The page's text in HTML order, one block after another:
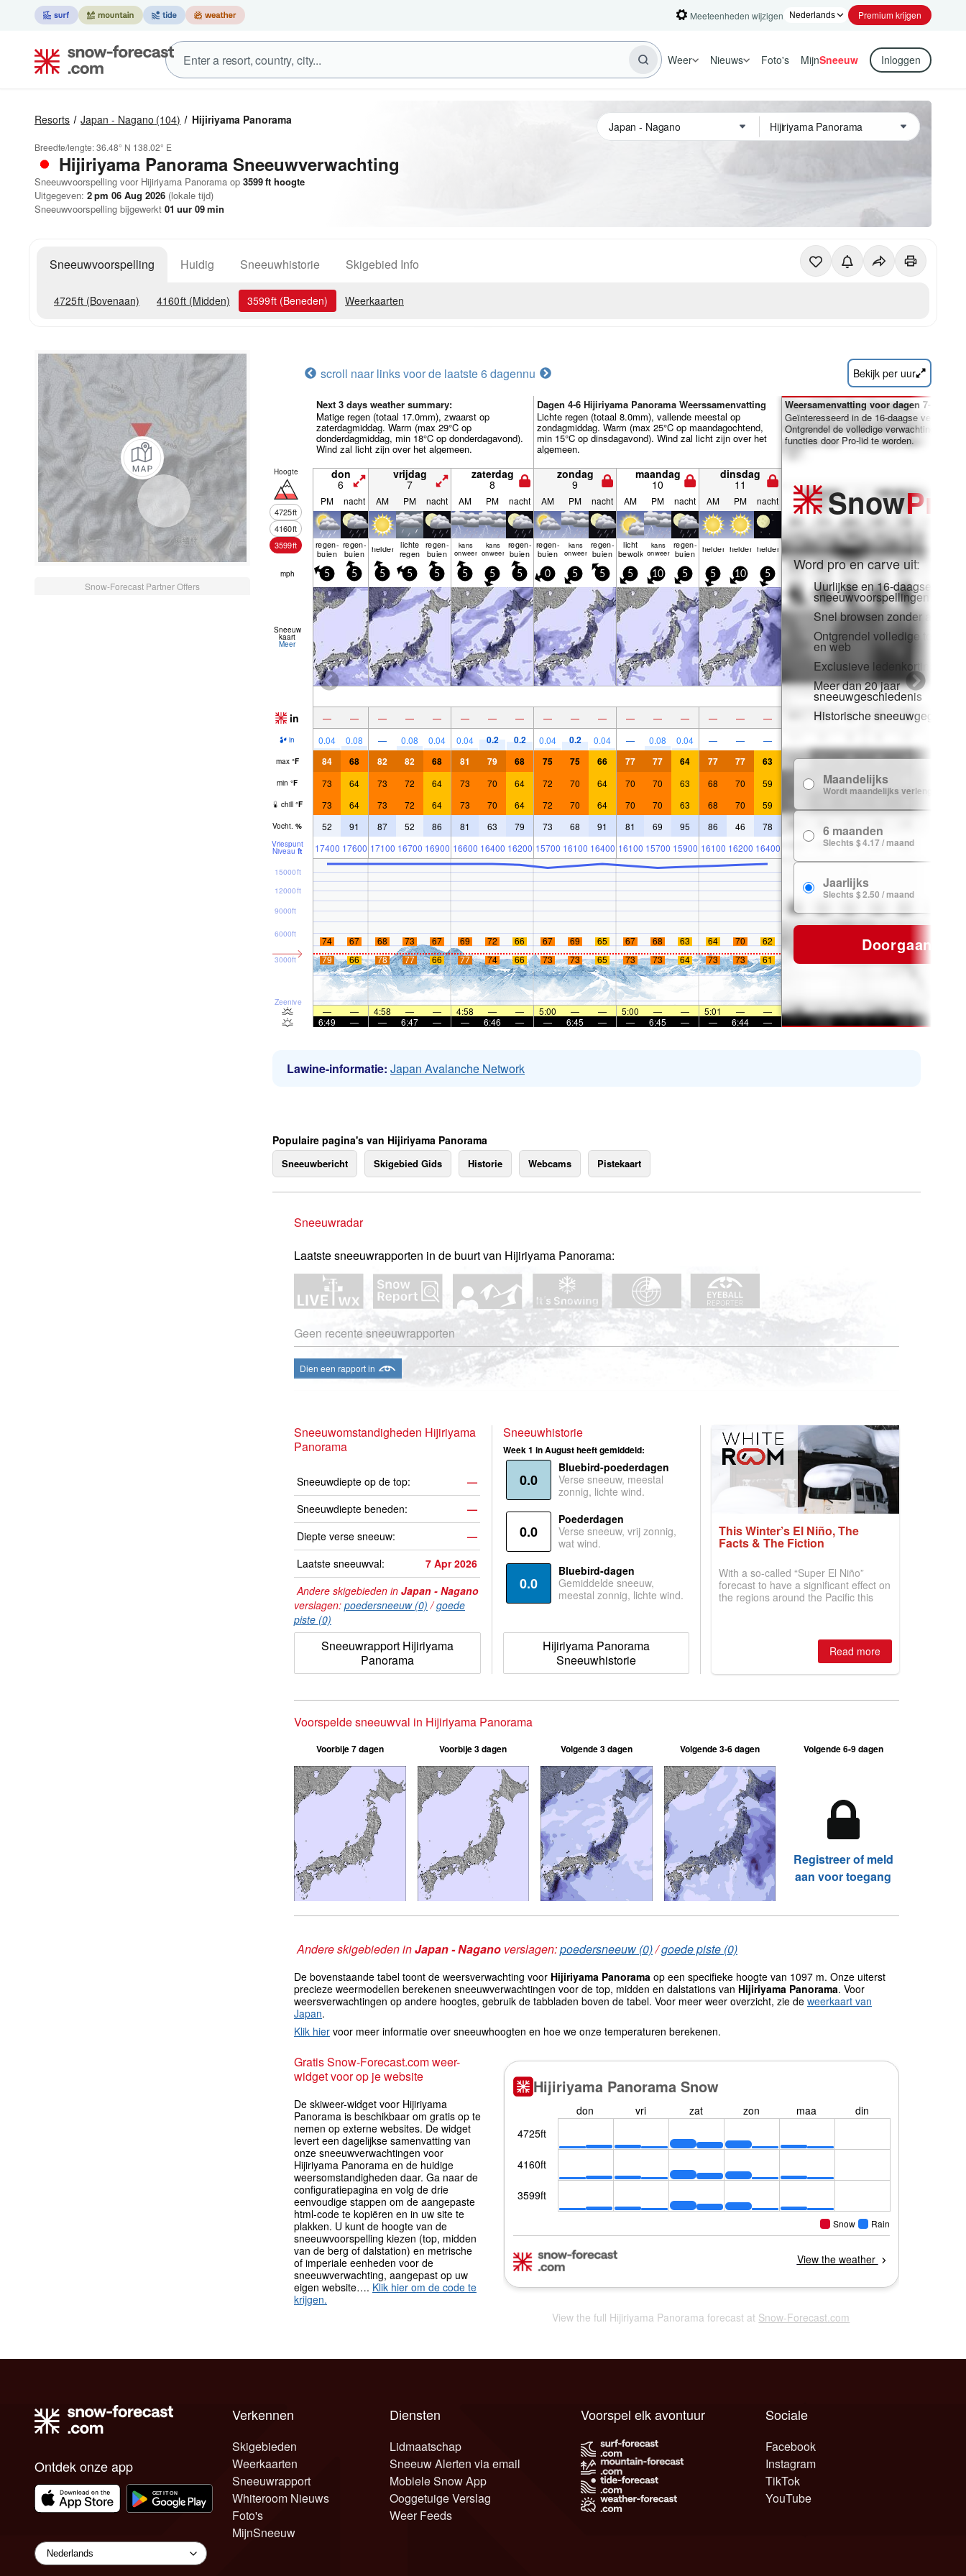
Meeteenheden wijzigen Premium krijgen
Weer Nieuws Foto's MijnSneeuw Inloggen
Resorts Japan - Nagano (104) Hijiriyama Panorama
Breedte/lengte:36.48° N 138.02° E
Hijiriyama Panorama Sneeuwverwachting
Sneeuwvoorspelling voor Hijiriyama Panorama op 3599ft hoogte
Uitgegeven: 2 pm 06 Aug 2026 (lokale tijd)
Sneeuwvoorspelling bijgewerkt 01 uur 09min
Sneeuwvoorspelling Huidig Sneeuwhistorie Skigebied Info
4725ft (Bovenaan) 4160ft (Midden) 3599ft (Beneden) Weerkaarten
Snow-Forecast Partner Offers
scroll naar links voor de laatste 6 dagennu Bekijk per uur
Next 3 days weather summary:
Matige regen (totaal 17.0mm), zwaarst op
zaterdagmiddag. Warm (max 29°C op
donderdagmiddag, min 18°C op donderdagavond).
Wind zal licht zijn over het algemeen.
Dagen 4-6 Hijiriyama Panorama Weerssamenvatting
Lichte regen (totaal 8.0mm), vallende meestal op
zondagmiddag. Warm (max 25°C op maandagochtend,
min 15°C op dinsdagavond). Wind zal licht zijn over het
algemeen.
Hoogte
4725ft
4160ft
3599ft
don
6
vrijdag
7
zaterdag
8
zondag
9
maandag
10
dinsdag
11
PM nacht AM PM nacht AM PM nacht AM PM nacht AM PM nacht AM PM nacht
regen­
buien
regen­
buien helder lichte
regen
regen­
buien
kans
onweer
kans
onweer
regen­
buien
regen­
buien
kans
onweer
regen­
buien
licht
bewolkt
kans
onweer
regen­
buien helder helder helder
mph 5 5 5 5 5 5 5 5 0 5 5 5 10 5 5 10 5
Sneeuw
kaart
Meer
in — — — — — — — — — — — — — — — — —
in 0.04 0.08 — 0.08 0.04 0.04 0.2 0.2 0.04 0.2 0.04 — 0.08 0.04 — — —
max °F 84 68 82 82 68 81 79 68 75 75 66 77 77 64 77 77 63
min °F 73 64 73 72 64 73 70 64 72 70 64 70 70 63 68 70 59
chill °F 73 64 73 72 64 73 70 64 72 70 64 70 70 63 68 70 59
Vocht. % 52 91 87 52 86 81 63 79 73 68 91 81 69 95 86 46 78
Vriespunt
Niveau ft 17400 17600 17100 16700 16900 16600 16400 16200 15700 16100 16400 16100 15700 15900 16100 16200 16400
Zeeniveau
3000ft
6000ft
9000ft
12000ft
15000ft
74 67 68 73 67 69 72 66 67 69 65 67 68 63 64 70
62
79
66 78 77 66 77 74 66 73 73 65 73 73 64 73 73 61
— — 4:58 — — 4:58 — — 5:00 — — 5:00 — — 5:01 —
—
6:49
— — 6:47 — — 6:46 — — 6:45 — — 6:45 — — 6:44 —
Weersamenvatting voor dagen 7-16:
Geïnteresseerd in de 16-daagse
Ontgrendel de volledige verwachting en
functies door Pro-lid te worden.
SnowPro
Word pro en carve uit:
Uurlijkse en 16-daagse
sneeuwvoorspellingen
Snel browsen zonder
Ontgrendel volledige
en web
Exclusieve ledenkortingen
Meer dan 20 jaar
sneeuwgeschiedenis
Historische sneeuwgegevens
Maandelijks
Wordt maandelijks verlengd
6 maanden
Slechts $ 4.17 / maand
Jaarlijks
Slechts $ 2.50 / maand
Doorgaan
Lawine-informatie: Japan Avalanche Network
Populaire pagina's van Hijiriyama Panorama
Sneeuwbericht Skigebied Gids Historie Webcams Pistekaart
Sneeuwradar
Laatste sneeuwrapporten in de buurt van Hijiriyama Panorama:
Geen recente sneeuwrapporten
Dien een rapport in
Sneeuwomstandigheden Hijiriyama
Panorama
Sneeuwdiepte op de top:
—
Sneeuwdiepte beneden:
—
Diepte verse sneeuw:
—
Laatste sneeuwval:
7 Apr 2026
Andere skigebieden in Japan - Nagano
verslagen: poedersneeuw (0) /goede
piste (0)
Sneeuwrapport Hijiriyama
Panorama
Sneeuwhistorie
Week 1 in August heeft gemiddeld:
0.0
Bluebird-poederdagen
Verse sneeuw, meestal
zonnig, lichte wind.
0.0
Poederdagen
Verse sneeuw, vrij zonnig,
wat wind.
0.0
Bluebird-dagen
Gemiddelde sneeuw,
meestal zonnig, lichte wind.
Hijiriyama Panorama
Sneeuwhistorie
This Winter’s El Niño, The
Facts & The Fiction
With a so-called “Super El Niño”
forecast to have a significant effect on
the regions around the Pacific this
Read more
Voorspelde sneeuwval in Hijiriyama Panorama
Voorbije 7 dagen Voorbije 3 dagen Volgende 3 dagen Volgende 3-6 dagen Volgende 6-9 dagen
Registreer of meld
aan voor toegang
Andere skigebieden inJapan - Nagano verslagen:poedersneeuw (0)/goede piste (0)
De bovenstaande tabel toont de weersverwachting voor Hijiriyama Panorama op een specifieke hoogte van 1097 m. Onze uiterst
precieze weermodellen berekenen sneeuwverwachtingen voor de top, midden en dalstations van Hijiriyama Panorama. Voor
weersverwachtingen op andere hoogtes, gebruik de tabbladen boven de tabel. Voor meer weer overzicht, zie de weerkaart van
Japan.
Klik hier voor meer informatie over sneeuwhoogten en hoe we onze temperaturen berekenen.
Gratis Snow-Forecast.com weer-
widget voor op je website
De skiweer-widget voor Hijiriyama
Panorama is beschikbaar om gratis op te
nemen op externe websites. De widget
levert een dagelijkse samenvatting van
onze sneeuwverwachtingen voor
Hijiriyama Panorama en de huidige
weersomstandigheden daar. Ga naar de
configuratiepagina en volg de drie
eenvoudige stappen om de aangepaste
html-code te kopiëren en in uw site te
plakken. U kunt de hoogte van de
sneeuwvoorspelling kiezen (top, midden
van de berg of dalstation) en metrische
of imperiale eenheden voor de
sneeuwverwachting, aangepast op uw
eigen website…. Klik hier om de code te
krijgen.
View the full Hijiriyama Panorama forecast at Snow-Forecast.com
Ontdek onze app
Verkennen
Skigebieden
Weerkaarten
Sneeuwrapport
Whiteroom Nieuws
Foto's
MijnSneeuw
Diensten
Lidmaatschap
Sneeuw Alerten via email
Mobiele Snow App
Ooggetuige Verslag
Weer Feeds
Sociale
Facebook
Instagram
TikTok
YouTube
Voorspel elk avontuur